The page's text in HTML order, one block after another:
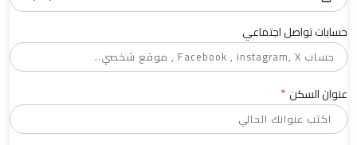
حسابات تواصل اجتماعي
عنوان السكن*